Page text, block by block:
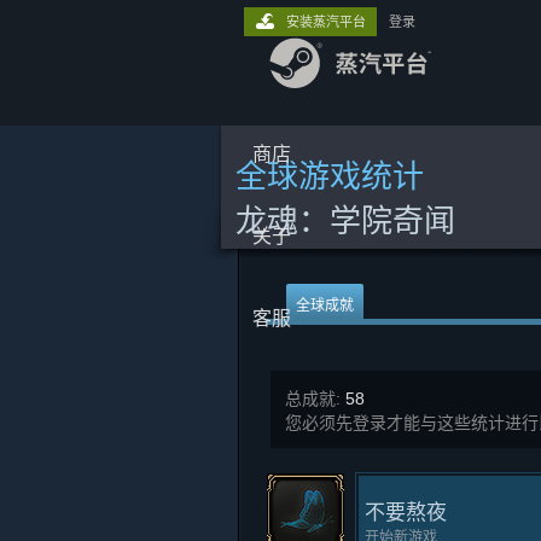
商店
关于
客服
安装蒸汽平台 登录
全球游戏统计
龙魂：学院奇闻
全球成就
总成就: 58
您必须先登录才能与这些统计进
不要熬夜
开始新游戏